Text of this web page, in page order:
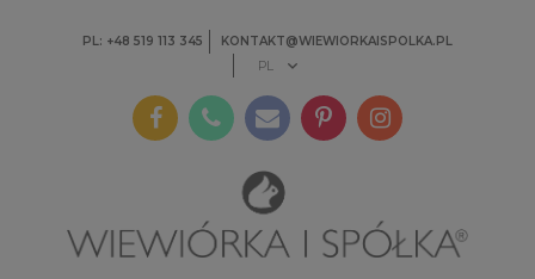
PL: +48 519 113 345 KONTAKT@WIEWIORKAISPOLKA.PL